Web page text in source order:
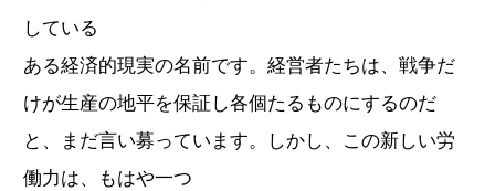
している
ある経済的現実の名前です。経営者たちは、戦争だ
けが生産の地平を保証し各個たるものにするのだ
と、まだ言い募っています。しかし、この新しい労
働力は、もはや一つ